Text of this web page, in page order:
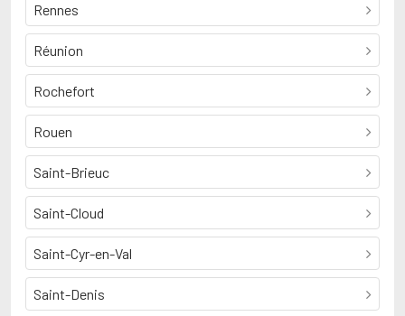
Rennes
Réunion
Rochefort
Rouen
Saint-Brieuc
Saint-Cloud
Saint-Cyr-en-Val
Saint-Denis